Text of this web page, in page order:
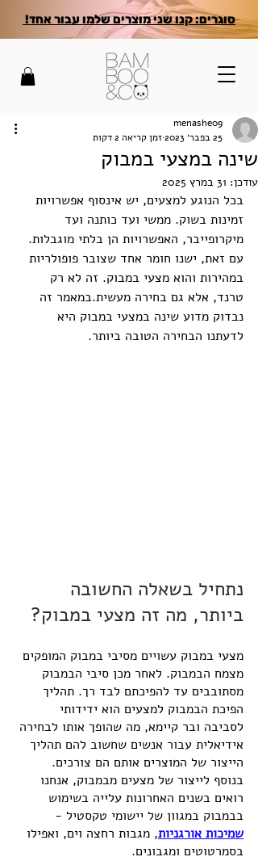
סוגרים: קנו שני מוצרים שלמו עבור אחד!
שינה במצעי במבוק
menashe09
25 בפבר׳ 2023
זמן קריאה 2 דקות
עודכן: 31 במרץ 2025
בכל הנוגע למצעים, יש אינסוף אפשרויות
זמינות בשוק. ממשי ועד כותנה ועד
מיקרופייבר, האפשרויות הן בלתי מוגבלות.
עם זאת, ישנו חומר אחד שצובר פופולריות
במהירות והוא מצעי במבוק. זה לא רק
טרנד, אלא גם בחירה מעשית.במאמר זה
נבדוק מדוע שינה במצעי במבוק היא
לדעתנו הבחירה הטובה ביותר.
נתחיל בשאלה החשובה
ביותר, מה זה מצעי במבוק?
מצעי במבוק עשויים מסיבי במבוק המופקים
מצמח הבמבוק. לאחר מכן סיבי הבמבוק
מסתובבים עד להפיכתם לבד רך. תהליך
הפיכת הבמבוק למצעים הוא ידידותי
לסביבה ובר קיימא, מה שהופך אותו לבחירה
אידיאלית עבור אנשים שחשוב להם תהליך
הייצור של המוצרים אותם הם צורכים.
בנוסף לייצור של מצעים מבמבוק, אנחנו
רואים בשנים האחרונות עלייה בשימוש
בבמבוק במגוון של יישומי טקסטיל -
שמיכות אורגניות, מגבות רחצה וים, ואפילו
בסמרטוטים ומגבונים.